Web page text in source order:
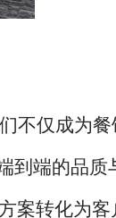
不仅成为餐
到端的品质
案转化为客